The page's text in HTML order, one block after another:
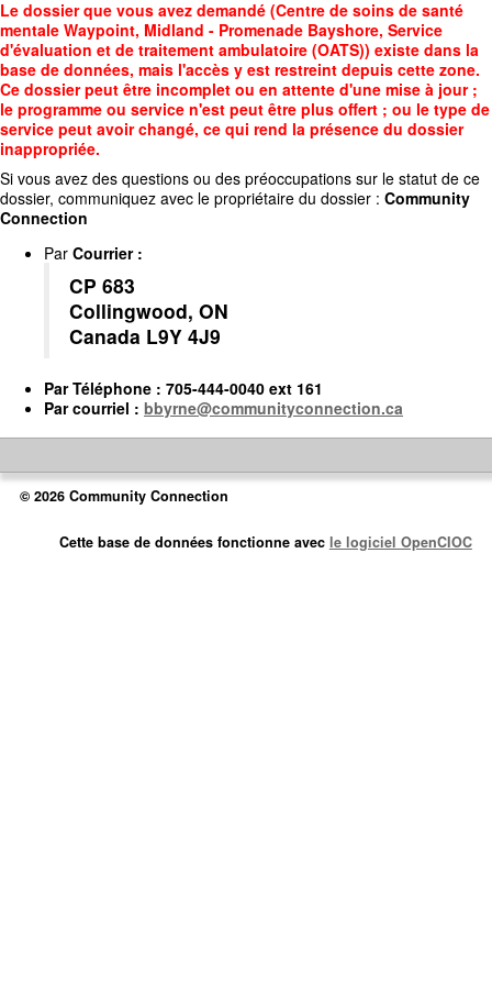
Accédez
au
contenu
principal
Le dossier que vous avez demandé (Centre de soins de santé
mentale Waypoint, Midland - Promenade Bayshore, Service
d'évaluation et de traitement ambulatoire (OATS)) existe dans la
base de données, mais l'accès y est restreint depuis cette zone.
Ce dossier peut être incomplet ou en attente d'une mise à jour ;
le programme ou service n'est peut être plus offert ; ou le type de
service peut avoir changé, ce qui rend la présence du dossier
inappropriée.
Si vous avez des questions ou des préoccupations sur le statut de ce
dossier, communiquez avec le propriétaire du dossier : Community
Connection
Par Courrier:
CP 683
Collingwood, ON
Canada L9Y 4J9
ParTéléphone : 705-444-0040 ext 161
Parcourriel : bbyrne@communityconnection.ca
© 2026 Community Connection
Cette base de données fonctionne avec le logiciel OpenCIOC